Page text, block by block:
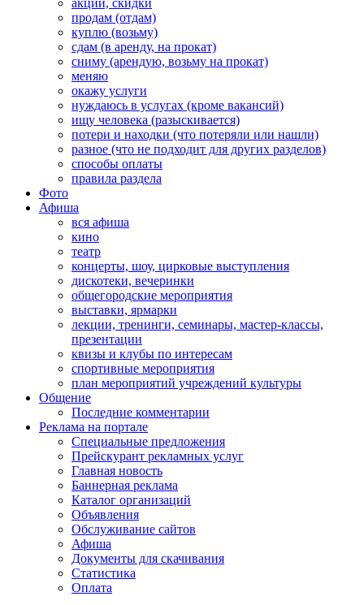
акции, скидки
продам (отдам)
куплю (возьму)
сдам (в аренду, на прокат)
сниму (арендую, возьму на прокат)
меняю
окажу услуги
нуждаюсь в услугах (кроме вакансий)
ищу человека (разыскивается)
потери и находки (что потеряли или нашли)
разное (что не подходит для других разделов)
способы оплаты
правила раздела
Фото
Афиша
вся афиша
кино
театр
концерты, шоу, цирковые выступления
дискотеки, вечеринки
общегородские мероприятия
выставки, ярмарки
лекции, тренинги, семинары, мастер-классы,
презентации
квизы и клубы по интересам
спортивные мероприятия
план мероприятий учреждений культуры
Общение
Последние комментарии
Реклама на портале
Специальные предложения
Прейскурант рекламных услуг
Главная новость
Баннерная реклама
Каталог организаций
Объявления
Обслуживание сайтов
Афиша
Документы для скачивания
Статистика
Оплата